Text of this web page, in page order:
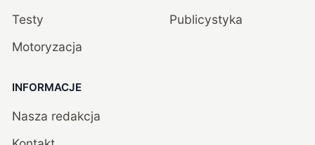
Testy
Motoryzacja
Publicystyka
INFORMACJE
Nasza redakcja